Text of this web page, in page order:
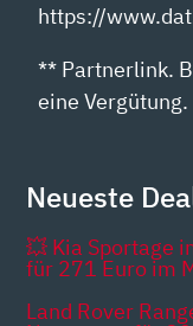
https://
** Partnerlink.
eine Vergütung.
Neueste
💥 Kia Sportage
für 271 Euro im
Land Rover